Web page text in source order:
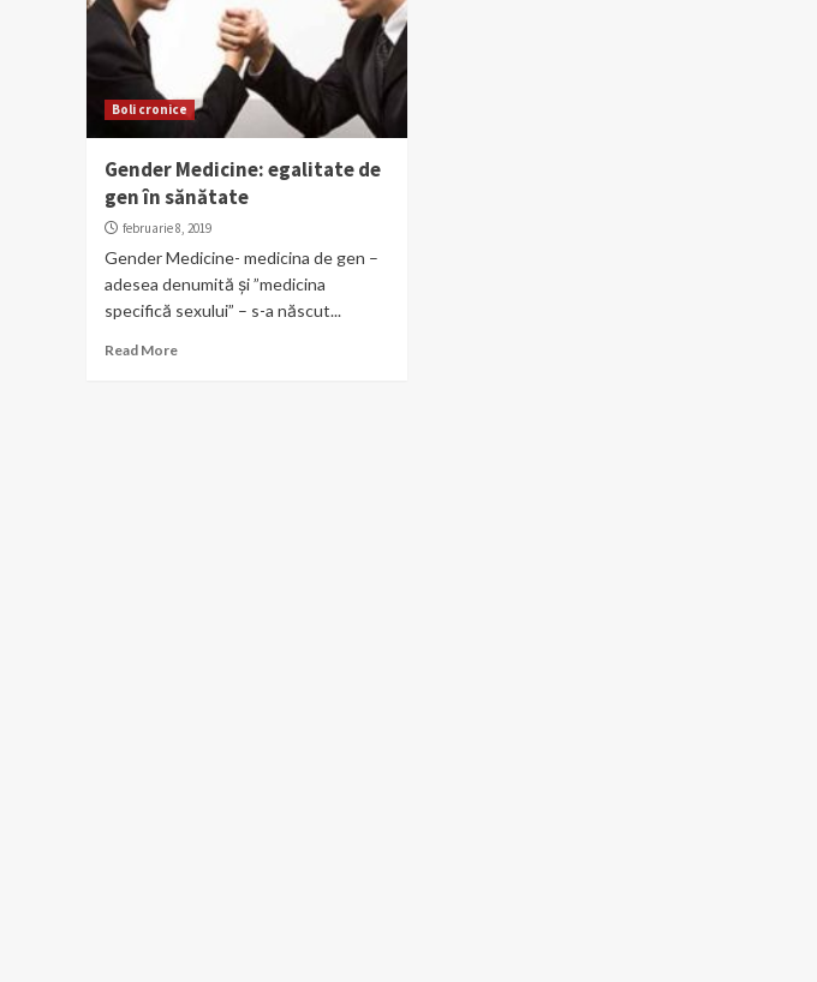
Boli cronice
Gender Medicine: egalitate de
gen în sănătate
februarie 8, 2019
Gender Medicine- medicina de gen –
adesea denumită și ”medicina
specifică sexului” – s-a născut...
Read More